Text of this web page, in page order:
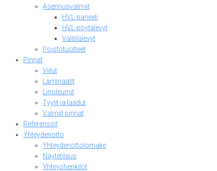
Asennusvalmiit
HVL-paneeli
HVL-pöytälevyt
Välitilalevyt
Poistotuotteet
Pinnat
Viilut
Laminaatit
Linoleumit
Tyylit ja laadut
Valmiit pinnat
Referenssit
Yhteydenotto
Yhteydenottolomake
Näytetilaus
Yhteyshenkilöt